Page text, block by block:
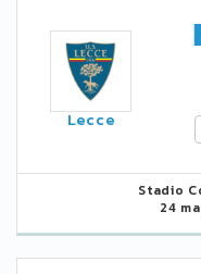
Lecce
Stadio
24